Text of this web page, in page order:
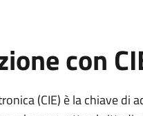
con
(CIE) è la chiave di